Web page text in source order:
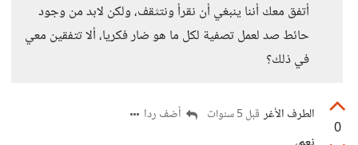
أتفق معك أننا ينبغي أن نقرأ ونتثقف، ولكن لابد من وجود
حائط صد لعمل تصفية لكل ما هو ضار فكريا، ألا تتفقين معي
في ذلك؟
0
الطرف الأغر قبل 5 سنوات أضف ردا